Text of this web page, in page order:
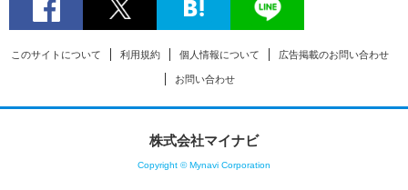
このサイトについて 利用規約 個人情報について 広告掲載のお問い合わせ
お問い合わせ
株式会社マイナビ
Copyright © Mynavi Corporation